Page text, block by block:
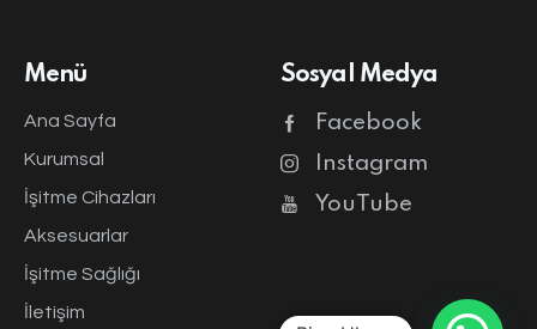
Menü
Ana Sayfa
Kurumsal
İşitme Cihazları
Aksesuarlar
İşitme Sağlığı
İletişim
Sosyal Medya
Facebook
Instagram
YouTube